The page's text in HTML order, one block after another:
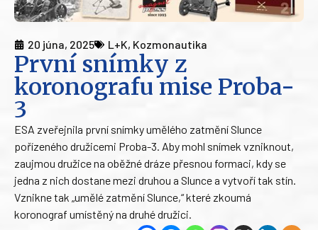
20 júna, 2025 L+K, Kozmonautika
První snímky z
koronografu mise Proba-
3
ESA zveřejnila první snímky umělého zatmění Slunce
pořízeného družicemi Proba-3. Aby mohl snímek vzniknout,
zaujmou družice na oběžné dráze přesnou formaci, kdy se
jedna z nich dostane mezi druhou a Slunce a vytvoří tak stín.
Vznikne tak „umělé zatmění Slunce,“ které zkoumá
koronograf umístěný na druhé družici.